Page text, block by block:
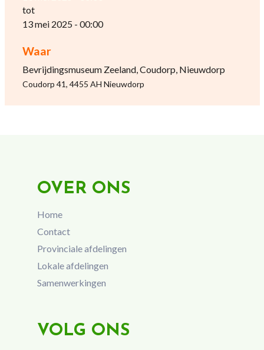
tot
13 mei 2025 - 00:00
Waar
Bevrijdingsmuseum Zeeland, Coudorp, Nieuwdorp
Coudorp 41, 4455 AH Nieuwdorp
OVER ONS
Home
Contact
Provinciale afdelingen
Lokale afdelingen
Samenwerkingen
VOLG ONS